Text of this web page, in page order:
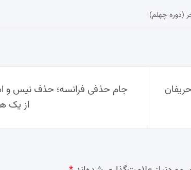
(دوره چهلم)
جام حذفی فرانسه؛ حذف نیس و
از یک